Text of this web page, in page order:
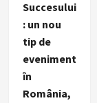
Succesului
: un nou
tip de
eveniment
în
România,